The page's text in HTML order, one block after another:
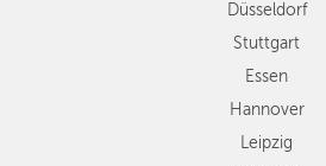
Nürnberg
Wien
Zürich
Andere
Regionen
Düsseldorf
Stuttgart
Essen
Hannover
Leipzig